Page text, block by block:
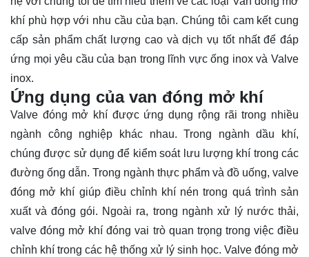
khí phù hợp với nhu cầu của bạn. Chúng tôi cam kết cung
cấp sản phẩm chất lượng cao và dịch vụ tốt nhất để đáp
ứng mọi yêu cầu của bạn trong lĩnh vực ống inox và Valve
inox.
Ứng dụng của van đóng mở khí
Valve đóng mở khí được ứng dụng rộng rãi trong nhiều
ngành công nghiệp khác nhau. Trong ngành dầu khí,
chúng được sử dụng để kiểm soát lưu lượng khí trong các
đường ống dẫn. Trong ngành thực phẩm và đồ uống, valve
đóng mở khí giúp điều chỉnh khí nén trong quá trình sản
xuất và đóng gói. Ngoài ra, trong ngành xử lý nước thải,
valve đóng mở khí đóng vai trò quan trọng trong việc điều
chỉnh khí trong các hệ thống xử lý sinh học. Valve đóng mở